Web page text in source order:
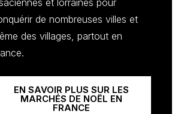
et lorraines pour
de nombreuses villes et
des villages, partout en
EN SAVOIR PLUS SUR LES
MARCHÉS DE NOËL EN
FRANCE